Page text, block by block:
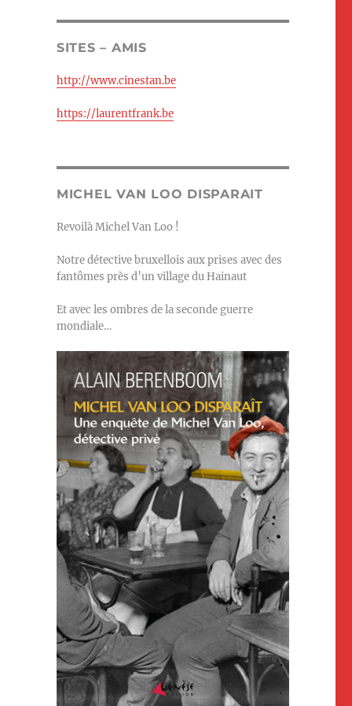
SITES – AMIS
http://www.cinestan.be
https://laurentfrank.be
MICHEL VAN LOO DISPARAIT
Revoilà Michel Van Loo !
Notre détective bruxellois aux prises avec des
fantômes près d’un village du Hainaut
Et avec les ombres de la seconde guerre
mondiale…